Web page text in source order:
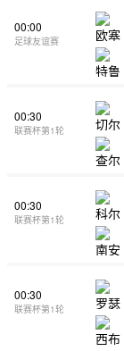
00:00
足球友谊赛
00:30
联赛杯第1轮
00:30
联赛杯第1轮
00:30
联赛杯第1轮